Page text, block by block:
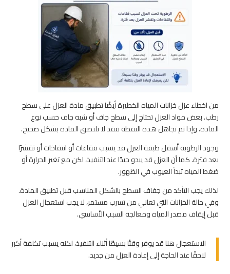
من اخطاء عزل خزانات المياه الخطيرة أيضًا تطبيق مادة العزل على سطح
رطب. بعض مواد العزل تحتاج إلى سطح جاف أو شبه جاف حسب نوع
المادة، وإذا تم تجاهل هذه النقطة فقد لا تلتصق المادة بشكل صحيح.
وجود الرطوبة أسفل طبقة العزل قد يسبب فقاعات أو انتفاخات أو تقشرًا
بعد فترة. كما أن العزل قد يبدو جيدًا عند التنفيذ، لكن مع تغير الحرارة أو
ضغط المياه تبدأ العيوب في الظهور.
لذلك يجب التأكد من جفاف السطح بالشكل المناسب قبل تطبيق المادة.
وفي حالة الخزانات التي تعاني من تسرب مستمر، لا يجب استعجال العزل
قبل إيقاف مصدر المياه ومعالجة السبب الأساسي.
الاستعجال هنا قد يوفر وقتًا بسيطًا أثناء التنفيذ، لكنه يسبب تكلفة أكبر
لاحقًا عند الحاجة إلى إعادة العزل من جديد.